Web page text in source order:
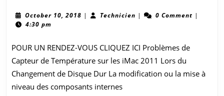
”
Erreur
4SNS
/
1/40000000:
October 10, 2018 October
| TechnicienTechnicien
| 0 Comment |
4:30 pm
POUR UN RENDEZ-VOUS CLIQUEZ ICI Problèmes de
Capteur de Température sur les iMac 2011 Lors du
Changement de Disque Dur La modification ou la mise à
niveau des composants internes